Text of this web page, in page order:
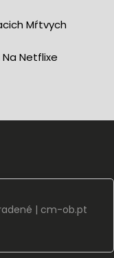
Mŕtvych
Netflixe
| cm-ob.pt